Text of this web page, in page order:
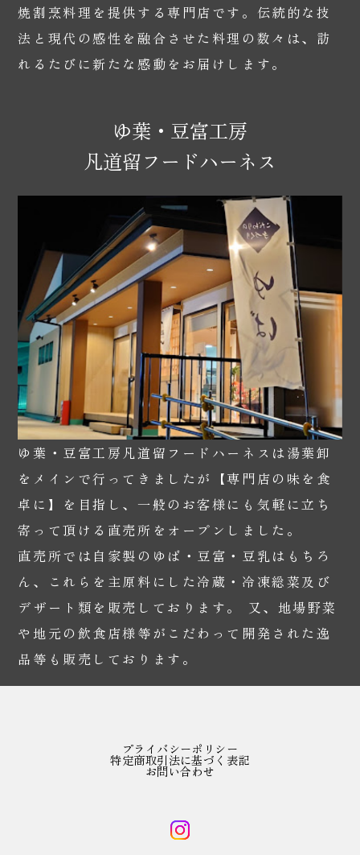
焼割烹料理を提供する専門店です。伝統的な技
法と現代の感性を融合させた料理の数々は、訪
れるたびに新たな感動をお届けします。
ゆ葉・豆富工房
凡道留フードハーネス
ゆ葉・豆富工房凡道留フードハーネスは湯葉卸
をメインで行ってきましたが【専門店の味を食
卓に】を目指し、一般のお客様にも気軽に立ち
寄って頂ける直売所をオープンしました。
直売所では自家製のゆば・豆富・豆乳はもちろ
ん、これらを主原料にした冷蔵・冷凍総菜及び
デザート類を販売しております。 又、地場野菜
や地元の飲食店様等がこだわって開発された逸
品等も販売しております。
プライバシーポリシー
特定商取引法に基づく表記
お問い合わせ